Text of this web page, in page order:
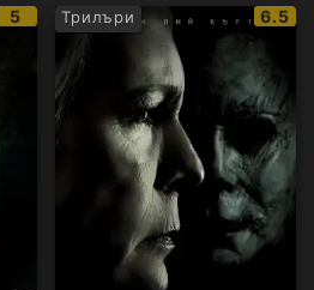
IMDb
рейтинг:
5 Трилъри
IMDb
6.5